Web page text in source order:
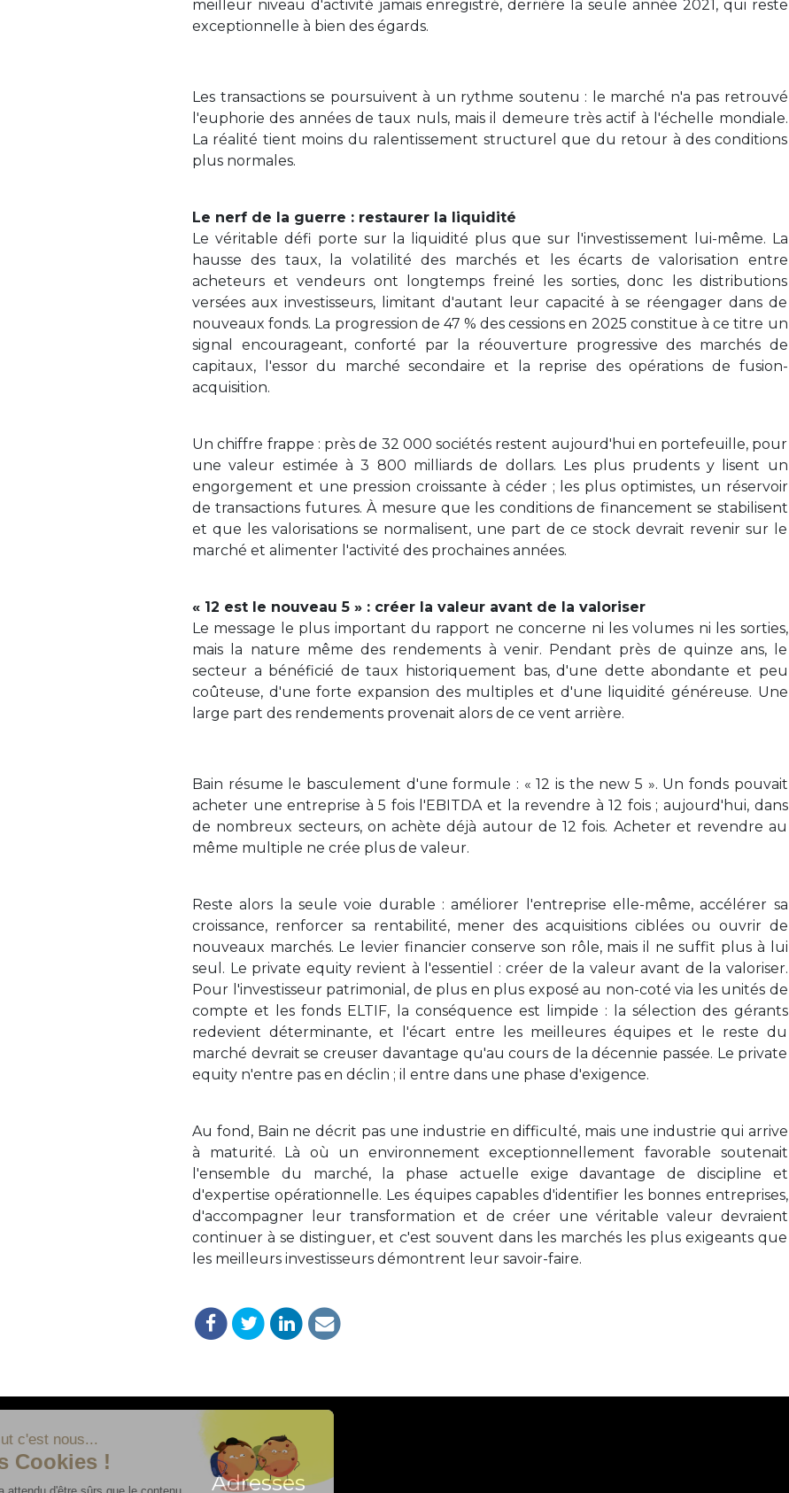
meilleur niveau d'activité jamais enregistré, derrière la seule année 2021, qui reste
exceptionnelle à bien des égards.
Les transactions se poursuivent à un rythme soutenu : le marché n'a pas retrouvé
l'euphorie des années de taux nuls, mais il demeure très actif à l'échelle mondiale.
La réalité tient moins du ralentissement structurel que du retour à des conditions
plus normales.
Le nerf de la guerre : restaurer la liquidité
Le véritable défi porte sur la liquidité plus que sur l'investissement lui-même. La
hausse des taux, la volatilité des marchés et les écarts de valorisation entre
acheteurs et vendeurs ont longtemps freiné les sorties, donc les distributions
versées aux investisseurs, limitant d'autant leur capacité à se réengager dans de
nouveaux fonds. La progression de 47 % des cessions en 2025 constitue à ce titre un
signal encourageant, conforté par la réouverture progressive des marchés de
capitaux, l'essor du marché secondaire et la reprise des opérations de fusion-
acquisition.
Un chiffre frappe : près de 32 000 sociétés restent aujourd'hui en portefeuille, pour
une valeur estimée à 3 800 milliards de dollars. Les plus prudents y lisent un
engorgement et une pression croissante à céder ; les plus optimistes, un réservoir
de transactions futures. À mesure que les conditions de financement se stabilisent
et que les valorisations se normalisent, une part de ce stock devrait revenir sur le
marché et alimenter l'activité des prochaines années.
« 12 est le nouveau 5 » : créer la valeur avant de la valoriser
Le message le plus important du rapport ne concerne ni les volumes ni les sorties,
mais la nature même des rendements à venir. Pendant près de quinze ans, le
secteur a bénéficié de taux historiquement bas, d'une dette abondante et peu
coûteuse, d'une forte expansion des multiples et d'une liquidité généreuse. Une
large part des rendements provenait alors de ce vent arrière.
Bain résume le basculement d'une formule : « 12 is the new 5 ». Un fonds pouvait
acheter une entreprise à 5 fois l'EBITDA et la revendre à 12 fois ; aujourd'hui, dans
de nombreux secteurs, on achète déjà autour de 12 fois. Acheter et revendre au
même multiple ne crée plus de valeur.
Reste alors la seule voie durable : améliorer l'entreprise elle-même, accélérer sa
croissance, renforcer sa rentabilité, mener des acquisitions ciblées ou ouvrir de
nouveaux marchés. Le levier financier conserve son rôle, mais il ne suffit plus à lui
seul. Le private equity revient à l'essentiel : créer de la valeur avant de la valoriser.
Pour l'investisseur patrimonial, de plus en plus exposé au non-coté via les unités de
compte et les fonds ELTIF, la conséquence est limpide : la sélection des gérants
redevient déterminante, et l'écart entre les meilleures équipes et le reste du
marché devrait se creuser davantage qu'au cours de la décennie passée. Le private
equity n'entre pas en déclin ; il entre dans une phase d'exigence.
Au fond, Bain ne décrit pas une industrie en difficulté, mais une industrie qui arrive
à maturité. Là où un environnement exceptionnellement favorable soutenait
l'ensemble du marché, la phase actuelle exige davantage de discipline et
d'expertise opérationnelle. Les équipes capables d'identifier les bonnes entreprises,
d'accompagner leur transformation et de créer une véritable valeur devraient
continuer à se distinguer, et c'est souvent dans les marchés les plus exigeants que
les meilleurs investisseurs démontrent leur savoir-faire.
Adresses